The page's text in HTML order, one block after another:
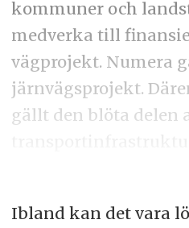
kommuner och
medverka till
vägprojekt. Numera
järnvägsprojekt.
gällt den blöta delen
Ibland kan det vara